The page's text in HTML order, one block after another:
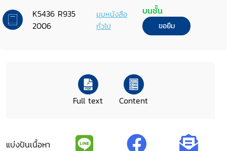
K5436 R935
2006
มุมหนังสือ
ทั่วไป
บนชั้น
ขอยืม
Full text Content
แบ่งปันเนื้อหา